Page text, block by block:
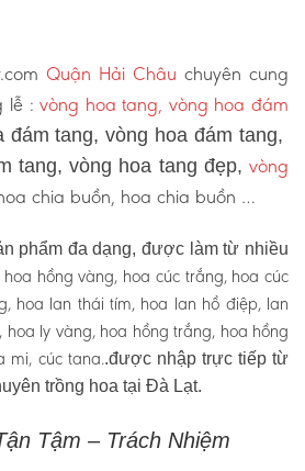
Quận Hải Châu chuyên cung
lễ :vòng hoa tang, vòng hoa đám
đám tang, vòng hoa đám tang,
tang, vòng hoa tang đẹp, vòng
chia buồn, hoa chia buồn …
phẩm đa dạng, được làm từ nhiều
hồng vàng, hoa cúc trắng, hoa cúc
hoa lan thái tím, hoa lan hồ điệp, lan
ly vàng, hoa hồng trắng, hoa hồng
mi, cúc tana..được nhập trực tiếp từ
trồng hoa tại Đà Lạt.
Tậm – Trách Nhiệm